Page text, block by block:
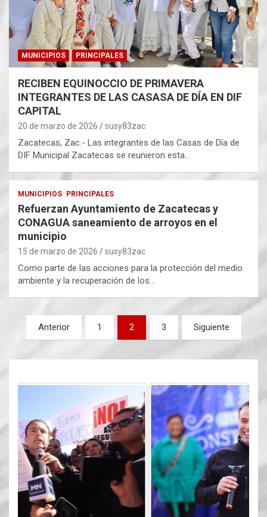
MUNICIPIOS PRINCIPALES
RECIBEN EQUINOCCIO DE PRIMAVERA
INTEGRANTES DE LAS CASASA DE DÍA EN DIF
CAPITAL
20 de marzo de 2026 susy83zac
Zacatecas, Zac.- Las integrantes de las Casas de Día de
DIF Municipal Zacatecas se reunieron esta…
MUNICIPIOS PRINCIPALES
Refuerzan Ayuntamiento de Zacatecas y
CONAGUA saneamiento de arroyos en el
municipio
15 de marzo de 2026 susy83zac
Como parte de las acciones para la protección del medio
ambiente y la recuperación de los…
Paginación
entradas
Anterior 1 2 3 Siguiente